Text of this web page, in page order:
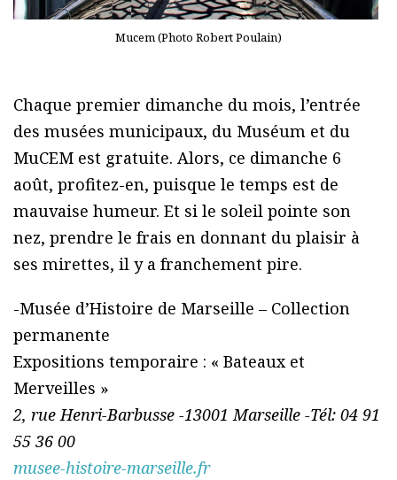
Mucem (Photo Robert Poulain)
Chaque premier dimanche du mois, l’entrée
des musées municipaux, du Muséum et du
MuCEM est gratuite. Alors, ce dimanche 6
août, profitez-en, puisque le temps est de
mauvaise humeur. Et si le soleil pointe son
nez, prendre le frais en donnant du plaisir à
ses mirettes, il y a franchement pire.
-Musée d’Histoire de Marseille – Collection
permanente
Expositions temporaire : « Bateaux et
Merveilles »
2, rue Henri-Barbusse -13001 Marseille -Tél: 04 91
55 36 00
musee-histoire-marseille.fr